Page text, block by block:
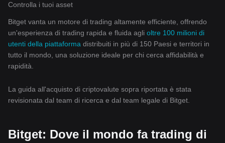
Controlla i tuoi asset
Bitget vanta un motore di trading altamente efficiente, offrendo
un'esperienza di trading rapida e fluida agli oltre 100 milioni di
utenti della piattaforma distribuiti in più di 150 Paesi e territori in
tutto il mondo, una soluzione ideale per chi cerca affidabilità e
rapidità.
La guida all'acquisto di criptovalute sopra riportata è stata
revisionata dal team di ricerca e dal team legale di Bitget.
Bitget: Dove il mondo fa trading di